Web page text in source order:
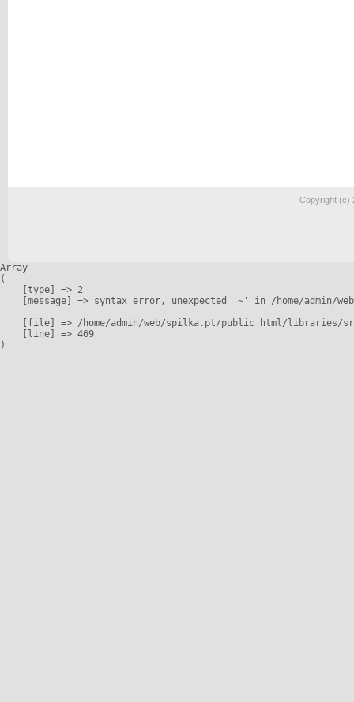
Copyright (c)
Array
(
    [type] => 2
[message] => syntax error, unexpected '~' in /home/admin/
[file] => /home/admin/web/spilka.pt/public_html/libraries/
    [line] => 469